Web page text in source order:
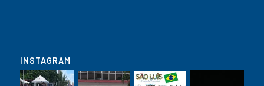
INSTAGRAM